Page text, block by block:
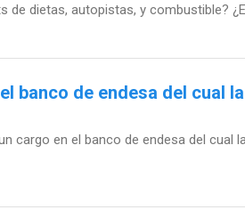
de dietas, autopistas, y combustible?
banco de endesa del cual
cargo en el banco de endesa del cual